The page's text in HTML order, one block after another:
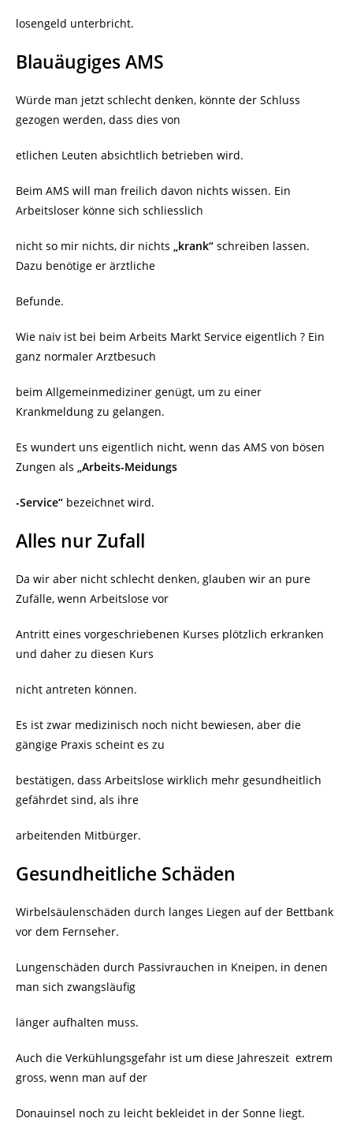
losengeld unterbricht.
Blauäugiges AMS
Würde man jetzt schlecht denken, könnte der Schluss
gezogen werden, dass dies von
etlichen Leuten absichtlich betrieben wird.
Beim AMS will man freilich davon nichts wissen. Ein
Arbeitsloser könne sich schliesslich
nicht so mir nichts, dir nichts „krank“ schreiben lassen.
Dazu benötige er ärztliche
Befunde.
Wie naiv ist bei beim Arbeits Markt Service eigentlich ? Ein
ganz normaler Arztbesuch
beim Allgemeinmediziner genügt, um zu einer
Krankmeldung zu gelangen.
Es wundert uns eigentlich nicht, wenn das AMS von bösen
Zungen als „Arbeits-Meidungs
-Service“ bezeichnet wird.
Alles nur Zufall
Da wir aber nicht schlecht denken, glauben wir an pure
Zufälle, wenn Arbeitslose vor
Antritt eines vorgeschriebenen Kurses plötzlich erkranken
und daher zu diesen Kurs
nicht antreten können.
Es ist zwar medizinisch noch nicht bewiesen, aber die
gängige Praxis scheint es zu
bestätigen, dass Arbeitslose wirklich mehr gesundheitlich
gefährdet sind, als ihre
arbeitenden Mitbürger.
Gesundheitliche Schäden
Wirbelsäulenschäden durch langes Liegen auf der Bettbank
vor dem Fernseher.
Lungenschäden durch Passivrauchen in Kneipen, in denen
man sich zwangsläufig
länger aufhalten muss.
Auch die Verkühlungsgefahr ist um diese Jahreszeit extrem
gross, wenn man auf der
Donauinsel noch zu leicht bekleidet in der Sonne liegt.